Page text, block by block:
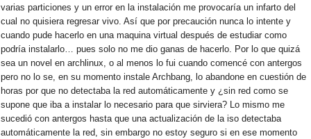
varias particiones y un error en la instalación me provocaría un infarto del
cual no quisiera regresar vivo. Así que por precaución nunca lo intente y
cuando pude hacerlo en una maquina virtual después de estudiar como
podría instalarlo… pues solo no me dio ganas de hacerlo. Por lo que quizá
sea un novel en archlinux, o al menos lo fui cuando comencé con antergos
pero no lo se, en su momento instale Archbang, lo abandone en cuestión de
horas por que no detectaba la red automáticamente y ¿sin red como se
supone que iba a instalar lo necesario para que sirviera? Lo mismo me
sucedió con antergos hasta que una actualización de la iso detectaba
automáticamente la red, sin embargo no estoy seguro si en ese momento